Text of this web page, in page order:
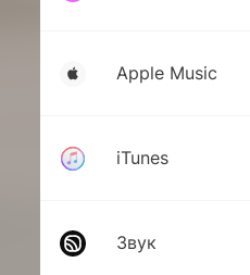
Apple Music
iTunes
Звук